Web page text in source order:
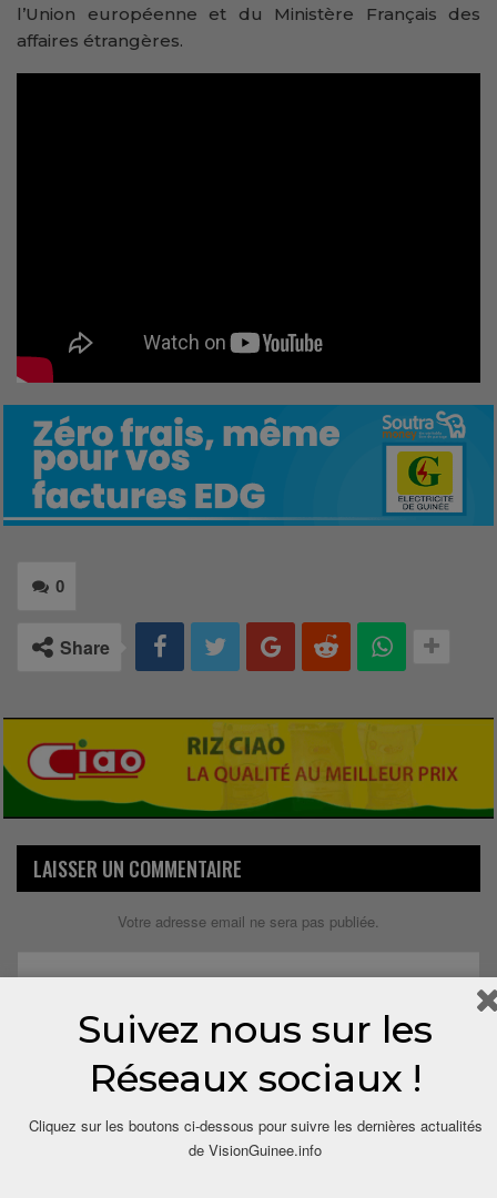
l’Union européenne et du Ministère Français des
affaires étrangères.
0
Share
LAISSER UN COMMENTAIRE
Votre adresse email ne sera pas publiée.
Suivez nous sur les
Réseaux sociaux !
Cliquez sur les boutons ci-dessous pour suivre les dernières actualités
de VisionGuinee.info